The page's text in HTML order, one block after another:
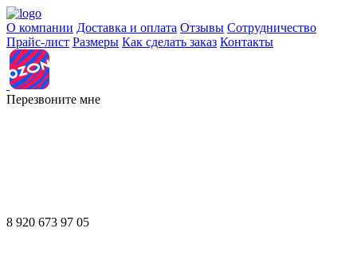
О компании Доставка и оплата Отзывы Сотрудничество
Прайс-лист Размеры Как сделать заказ Контакты
Перезвоните мне
8 920 673 97 05